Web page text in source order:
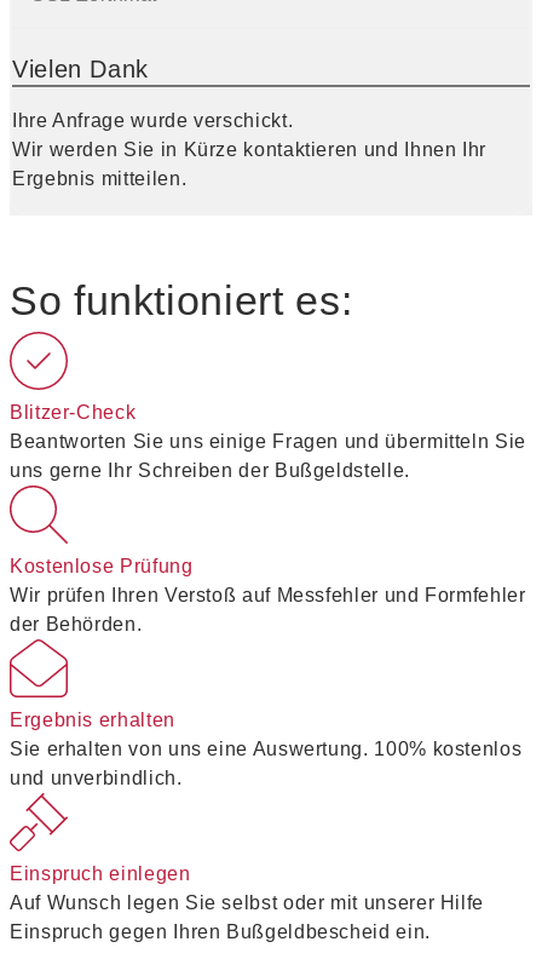
Vielen Dank
Ihre Anfrage wurde verschickt.
Wir werden Sie in Kürze kontaktieren und Ihnen Ihr
Ergebnis mitteilen.
So funktioniert es:
Blitzer-Check
Beantworten Sie uns einige Fragen und übermitteln Sie
uns gerne Ihr Schreiben der Bußgeldstelle.
Kostenlose Prüfung
Wir prüfen Ihren Verstoß auf Messfehler und Formfehler
der Behörden.
Ergebnis erhalten
Sie erhalten von uns eine Auswertung. 100% kostenlos
und unverbindlich.
Einspruch einlegen
Auf Wunsch legen Sie selbst oder mit unserer Hilfe
Einspruch gegen Ihren Bußgeldbescheid ein.